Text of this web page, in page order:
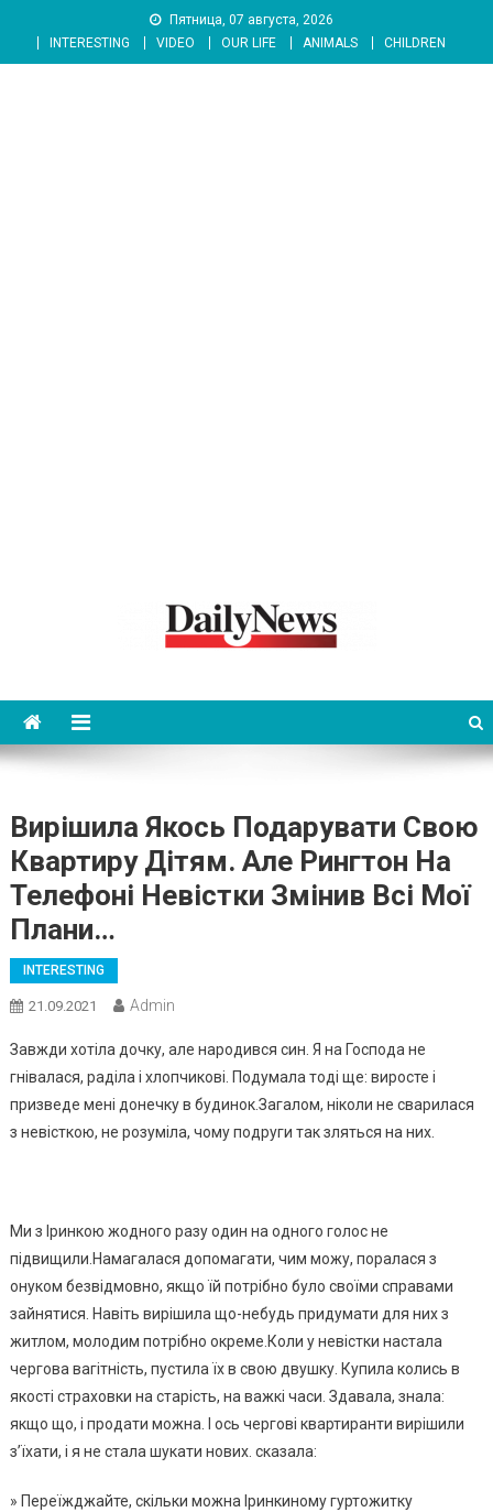
content
Пятница, 07 августа, 2026
INTERESTING
VIDEO OUR LIFE ANIMALS CHILDREN
Вирішила Якось Подарувати Свою
Квартиру Дітям. Але Рингтон На
Телефоні Невістки Змінив Всі Мої
Плани…
INTERESTING
21.09.2021 Admin
Завжди хотіла дочку, але народився син. Я на Господа не
гнівалася, раділа і хлопчикові. Подумала тоді ще: виросте і
призведе мені донечку в будинок.Загалом, ніколи не сварилася
з невісткою, не розуміла, чому подруги так зляться на них.
Ми з Іринкою жодного разу один на одного голос не
підвищили.Намагалася допомагати, чим можу, поралася з
онуком безвідмовно, якщо їй потрібно було своїми справами
зайнятися. Навіть вирішила що-небудь придумати для них з
житлом, молодим потрібно окреме.Коли у невістки настала
чергова вагітність, пустила їх в свою двушку. Купила колись в
якості страховки на старість, на важкі часи. Здавала, знала:
якщо що, і продати можна. І ось чергові квартиранти вирішили
з’їхати, і я не стала шукати нових. сказала:
» Переїжджайте, скільки можна Іринкиному гуртожитку